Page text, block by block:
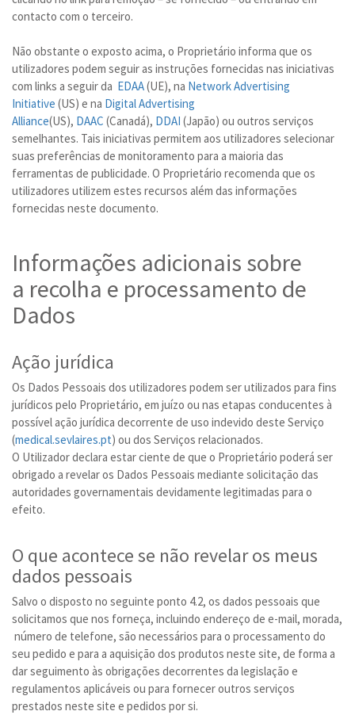
contacto com o terceiro.
Não obstante o exposto acima, o Proprietário informa que os
utilizadores podem seguir as instruções fornecidas nas iniciativas
com links a seguir da EDAA(UE), na Network Advertising
Initiative (US) e na Digital Advertising
Alliance(US), DAAC (Canadá), DDAI (Japão) ou outros serviços
semelhantes. Tais iniciativas permitem aos utilizadores selecionar
suas preferências de monitoramento para a maioria das
ferramentas de publicidade. O Proprietário recomenda que os
utilizadores utilizem estes recursos além das informações
fornecidas neste documento.
Informações adicionais sobre
a recolha e processamento de
Dados
Ação jurídica
Os Dados Pessoais dos utilizadores podem ser utilizados para fins
jurídicos pelo Proprietário, em juízo ou nas etapas conducentes à
possível ação jurídica decorrente de uso indevido deste Serviço
(medical.sevlaires.pt) ou dos Serviços relacionados.
O Utilizador declara estar ciente de que o Proprietário poderá ser
obrigado a revelar os Dados Pessoais mediante solicitação das
autoridades governamentais devidamente legitimadas para o
efeito.
O que acontece se não revelar os meus
dados pessoais
Salvo o disposto no seguinte ponto 4.2, os dados pessoais que
solicitamos que nos forneça, incluindo endereço de e-mail, morada,
número de telefone, são necessários para o processamento do
seu pedido e para a aquisição dos produtos neste site, de forma a
dar seguimento às obrigações decorrentes da legislação e
regulamentos aplicáveis ou para fornecer outros serviços
prestados neste site e pedidos por si.